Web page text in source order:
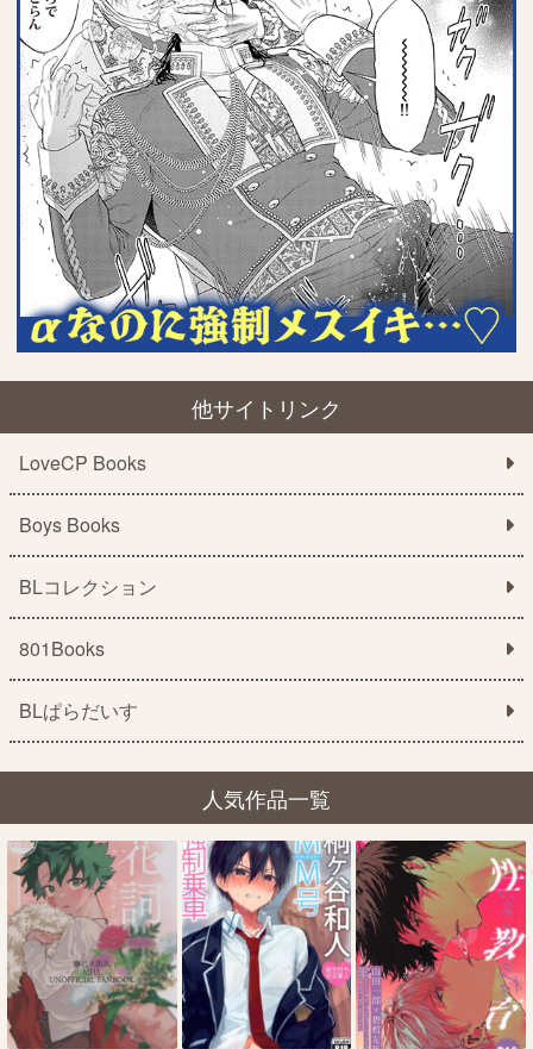
他サイトリンク
LoveCP Books
Boys Books
BLコレクション
801Books
BLぱらだいす
人気作品一覧